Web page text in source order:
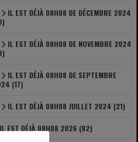
IL EST DÉJÀ 08H08 DE DÉCEMBRE 2024
IL EST DÉJÀ 08H08 DE NOVEMBRE 2024
IL EST DÉJÀ 08H08 DE SEPTEMBRE
(17)
IL EST DÉJÀ 08H08 JUILLET 2024 (21)
IL EST DÉJÀ 08H08 2026 (82)